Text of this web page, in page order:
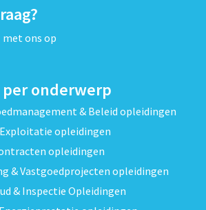
met ons op
onderwerp
& Beleid opleidingen
opleidingen
opleidingen
& Vastgoedprojecten opleidingen
& Inspectie Opleidingen